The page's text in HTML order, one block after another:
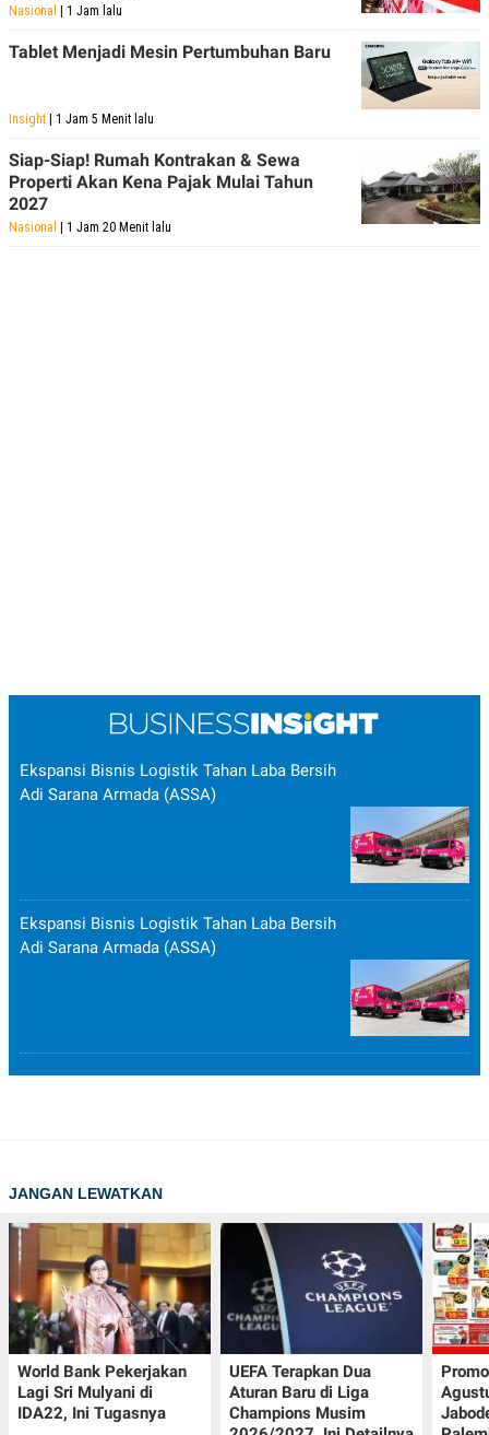
Nasional | 1 Jam lalu
Tablet Menjadi Mesin Pertumbuhan Baru
Insight | 1 Jam 5 Menit lalu
Siap-Siap! Rumah Kontrakan & Sewa
Properti Akan Kena Pajak Mulai Tahun
2027
Nasional | 1 Jam 20 Menit lalu
Ekspansi Bisnis Logistik Tahan Laba Bersih
Adi Sarana Armada (ASSA)
Ekspansi Bisnis Logistik Tahan Laba Bersih
Adi Sarana Armada (ASSA)
JANGAN LEWATKAN
World Bank Pekerjakan
Lagi Sri Mulyani di
IDA22, Ini Tugasnya
UEFA Terapkan Dua
Aturan Baru di Liga
Champions Musim